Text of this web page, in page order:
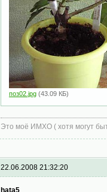
поз02.jpg (43.09 КБ)
Это моё ИМХО ( хотя могут
22.06.2008 21:32:20
hata5